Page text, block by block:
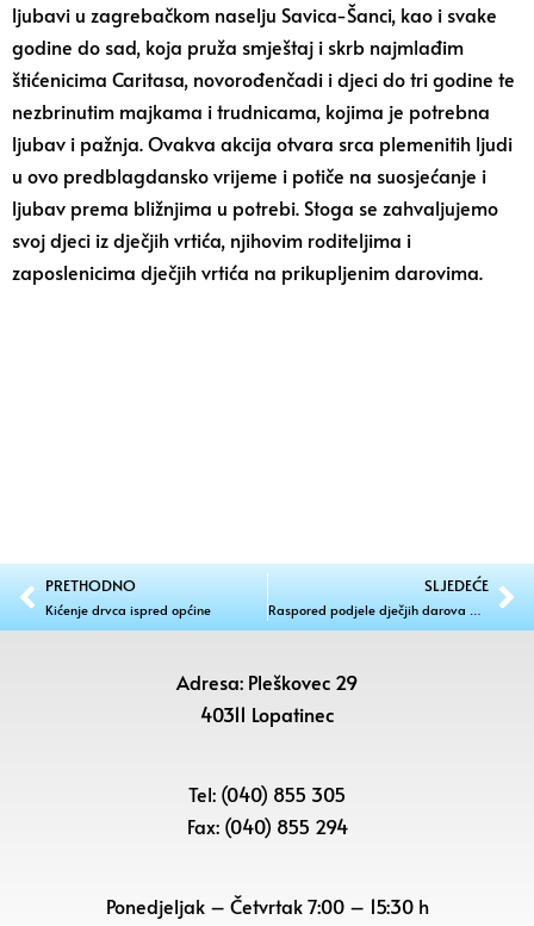
ljubavi u zagrebačkom naselju Savica-Šanci, kao i svake
godine do sad, koja pruža smještaj i skrb najmlađim
štićenicima Caritasa, novorođenčadi i djeci do tri godine te
nezbrinutim majkama i trudnicama, kojima je potrebna
ljubav i pažnja. Ovakva akcija otvara srca plemenitih ljudi
u ovo predblagdansko vrijeme i potiče na suosjećanje i
ljubav prema bližnjima u potrebi. Stoga se zahvaljujemo
svoj djeci iz dječjih vrtića, njihovim roditeljima i
zaposlenicima dječjih vrtića na prikupljenim darovima.
PRETHODNO
Kićenje drvca ispred općine
SLJEDEĆE
Raspored podjele dječjih darova 2016. za sva naselja
Adresa: Pleškovec 29
40311 Lopatinec
Tel: (040) 855 305
Fax: (040) 855 294
Ponedjeljak – Četvrtak 7:00 – 15:30 h